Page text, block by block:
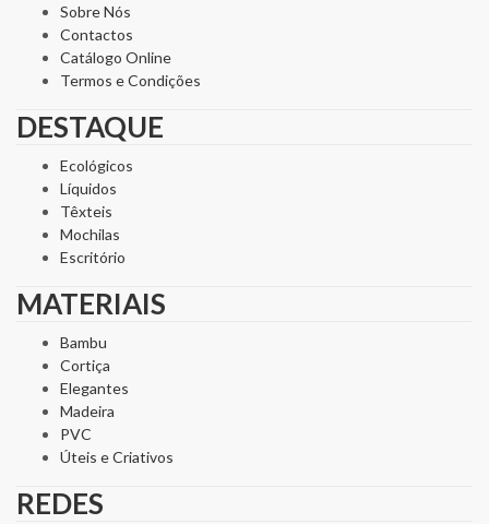
Sobre Nós
Contactos
Catálogo Online
Termos e Condições
DESTAQUE
Ecológicos
Líquidos
Têxteis
Mochilas
Escritório
MATERIAIS
Bambu
Cortiça
Elegantes
Madeira
PVC
Úteis e Criativos
REDES